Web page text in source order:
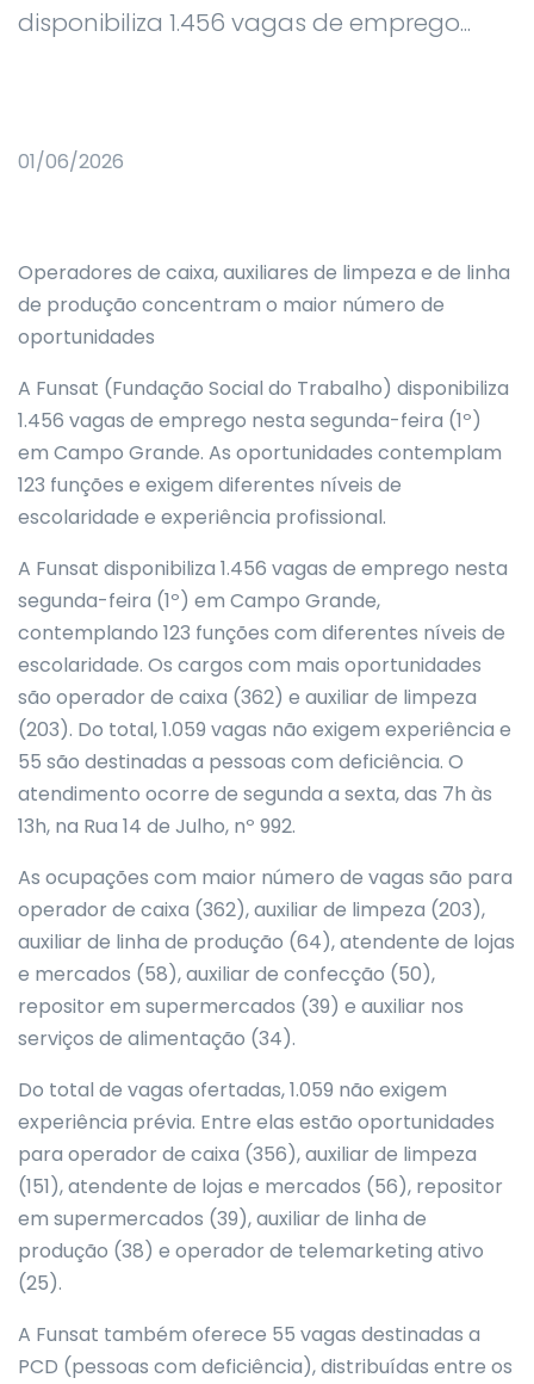
disponibiliza 1.456 vagas de emprego...
01/06/2026
Operadores de caixa, auxiliares de limpeza e de linha
de produção concentram o maior número de
oportunidades
A Funsat (Fundação Social do Trabalho) disponibiliza
1.456 vagas de emprego nesta segunda-feira (1º)
em Campo Grande. As oportunidades contemplam
123 funções e exigem diferentes níveis de
escolaridade e experiência profissional.
A Funsat disponibiliza 1.456 vagas de emprego nesta
segunda-feira (1º) em Campo Grande,
contemplando 123 funções com diferentes níveis de
escolaridade. Os cargos com mais oportunidades
são operador de caixa (362) e auxiliar de limpeza
(203). Do total, 1.059 vagas não exigem experiência e
55 são destinadas a pessoas com deficiência. O
atendimento ocorre de segunda a sexta, das 7h às
13h, na Rua 14 de Julho, nº 992.
As ocupações com maior número de vagas são para
operador de caixa (362), auxiliar de limpeza (203),
auxiliar de linha de produção (64), atendente de lojas
e mercados (58), auxiliar de confecção (50),
repositor em supermercados (39) e auxiliar nos
serviços de alimentação (34).
Do total de vagas ofertadas, 1.059 não exigem
experiência prévia. Entre elas estão oportunidades
para operador de caixa (356), auxiliar de limpeza
(151), atendente de lojas e mercados (56), repositor
em supermercados (39), auxiliar de linha de
produção (38) e operador de telemarketing ativo
(25).
A Funsat também oferece 55 vagas destinadas a
PCD (pessoas com deficiência), distribuídas entre os